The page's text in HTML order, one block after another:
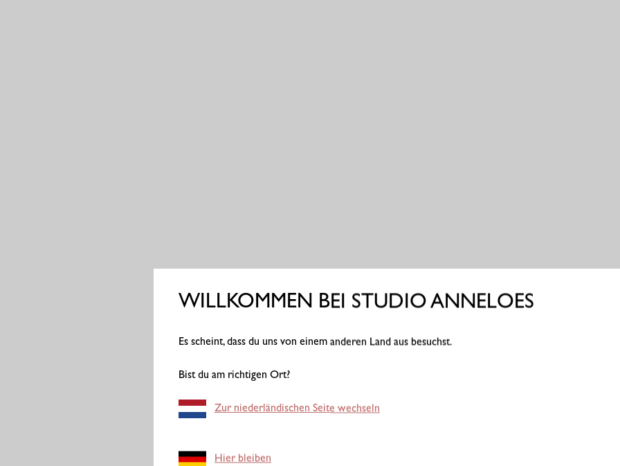
WILLKOMMEN BEI STUDIO ANNELOES
Es scheint, dass du uns von einem anderen Land aus besuchst.
Bist du am richtigen Ort?
Zur niederländischen Seite wechseln
Hier bleiben